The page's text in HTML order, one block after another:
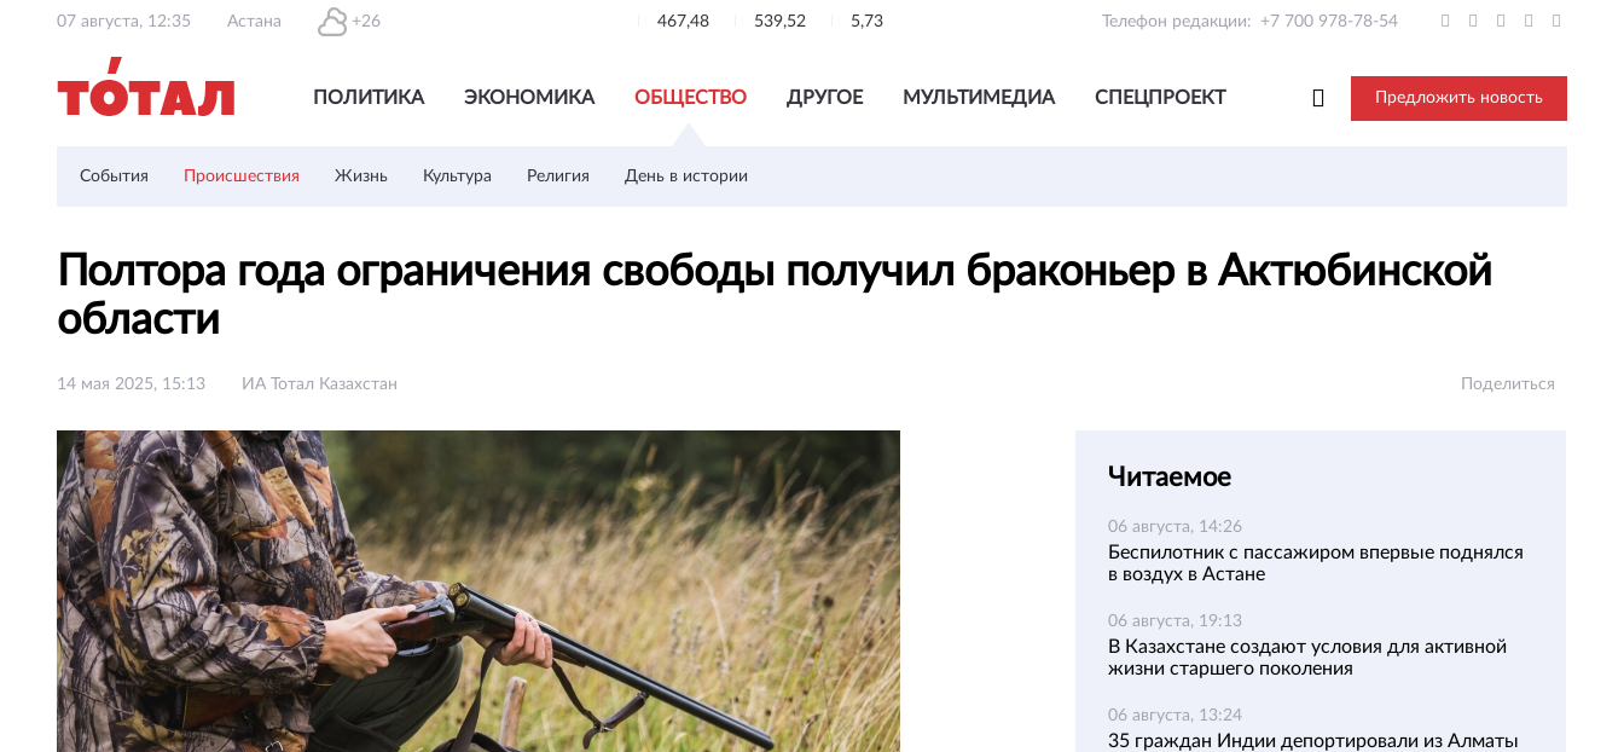
07 августа, 12:35 Астана +26 467,48 539,52 5,73 Телефон редакции: +7 700 978-78-54
ПОЛИТИКА ЭКОНОМИКА ОБЩЕСТВО ДРУГОЕ МУЛЬТИМЕДИА СПЕЦПРОЕКТ Предложить новость
События Происшествия Жизнь Культура Религия День в истории
Полтора года ограничения свободы получил браконьер в Актюбинской
области
14 мая 2025, 15:13 ИА Тотал Казахстан Поделиться
Читаемое
06 августа, 14:26
Беспилотник с пассажиром впервые поднялся
в воздух в Астане
06 августа, 19:13
В Казахстане создают условия для активной
жизни старшего поколения
06 августа, 13:24
35 граждан Индии депортировали из Алматы